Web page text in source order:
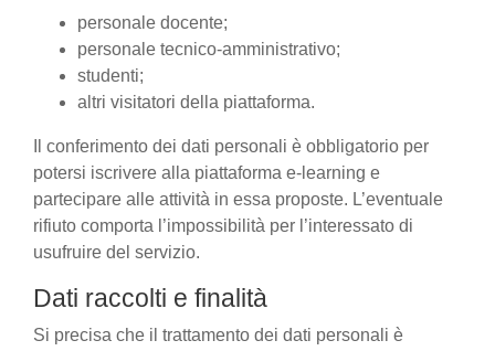
personale docente;
personale tecnico-amministrativo;
studenti;
altri visitatori della piattaforma.
Il conferimento dei dati personali è obbligatorio per
potersi iscrivere alla piattaforma e-learning e
partecipare alle attività in essa proposte. L’eventuale
rifiuto comporta l’impossibilità per l’interessato di
usufruire del servizio.
Dati raccolti e finalità
Si precisa che il trattamento dei dati personali è